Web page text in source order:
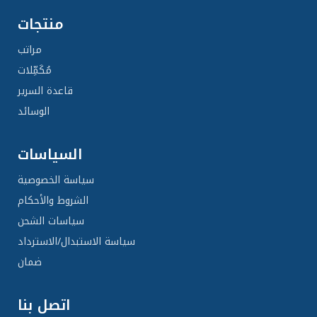
منتجات
مراتب
مُكَمِّلات
قاعدة السرير
الوسائد
السياسات
سياسة الخصوصية
الشروط والأحكام
سياسات الشحن
سياسة الاستبدال/الاسترداد
ضمان
اتصل بنا